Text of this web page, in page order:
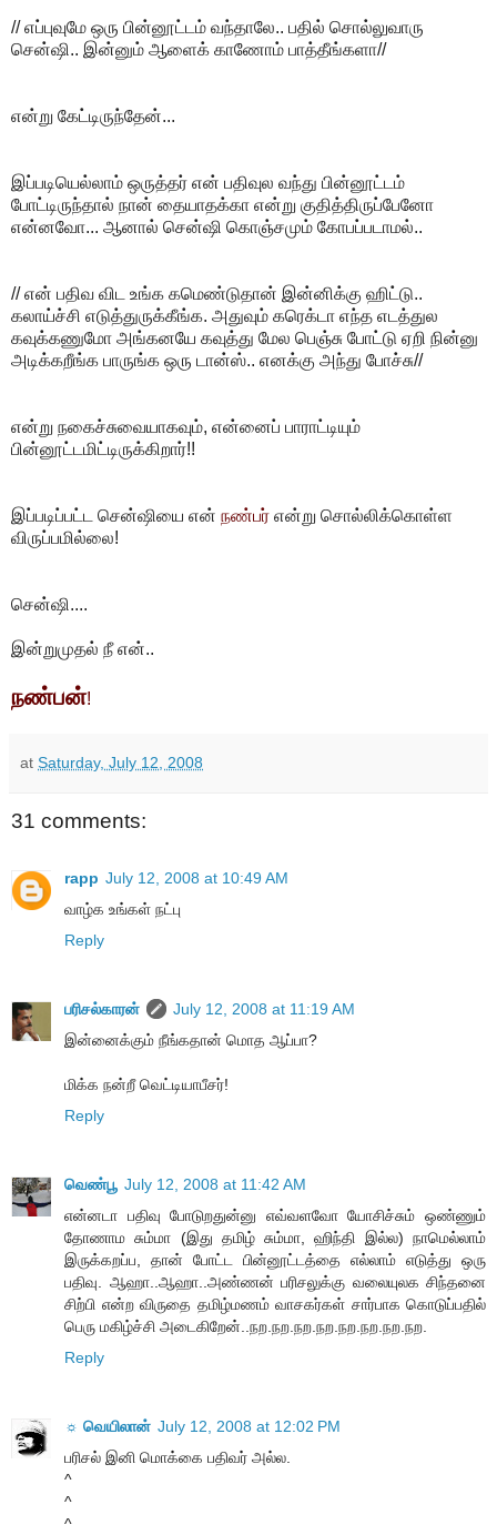
// எப்புவுமே ஒரு பின்னூட்டம் வந்தாலே.. பதில் சொல்லுவாரு
சென்ஷி.. இன்னும் ஆளைக் காணோம் பாத்தீங்களா//
என்று கேட்டிருந்தேன்...
இப்படியெல்லாம் ஒருத்தர் என் பதிவுல வந்து பின்னூட்டம்
போட்டிருந்தால் நான் தையாதக்கா என்று குதித்திருப்பேனோ
என்னவோ... ஆனால் சென்ஷி கொஞ்சமும் கோபப்படாமல்..
// என் பதிவ விட உங்க கமெண்டுதான் இன்னிக்கு ஹிட்டு..
கலாய்ச்சி எடுத்துருக்கீங்க. அதுவும் கரெக்டா எந்த எடத்துல
கவுக்கணுமோ அங்கனயே கவுத்து மேல பெஞ்சு போட்டு ஏறி நின்னு
அடிக்கறீங்க பாருங்க ஒரு டான்ஸ்.. எனக்கு அந்து போச்சு//
என்று நகைச்சுவையாகவும், என்னைப் பாராட்டியும்
பின்னூட்டமிட்டிருக்கிறார்!!
இப்படிப்பட்ட சென்ஷியை என் நண்பர் என்று சொல்லிக்கொள்ள
விருப்பமில்லை!
சென்ஷி....
இன்றுமுதல் நீ என்..
நண்பன்!
at Saturday, July 12, 2008
31 comments:
rapp July 12, 2008 at 10:49 AM
வாழ்க உங்கள் நட்பு
Reply
பரிசல்காரன்
July 12, 2008 at 11:19 AM
இன்னைக்கும் நீங்கதான் மொத ஆப்பா?
மிக்க நன்றீ வெட்டியாபீசர்!
Reply
வெண்பூ July 12, 2008 at 11:42 AM
என்னடா பதிவு போடுறதுன்னு எவ்வளவோ யோசிச்சும் ஒண்ணும்
தோணாம சும்மா (இது தமிழ் சும்மா, ஹிந்தி இல்ல) நாமெல்லாம்
இருக்கறப்ப, தான் போட்ட பின்னூட்டத்தை எல்லாம் எடுத்து ஒரு
பதிவு. ஆஹா..ஆஹா..அண்ணன் பரிசலுக்கு வலையுலக சிந்தனை
சிற்பி என்ற விருதை தமிழ்மணம் வாசகர்கள் சார்பாக கொடுப்பதில்
பெரு மகிழ்ச்சி அடைகிறேன்..நற.நற.நற.நற.நற.நற.நற.நற.
Reply
☼ வெயிலான் July 12, 2008 at 12:02 PM
பரிசல் இனி மொக்கை பதிவர் அல்ல.
^
^
^